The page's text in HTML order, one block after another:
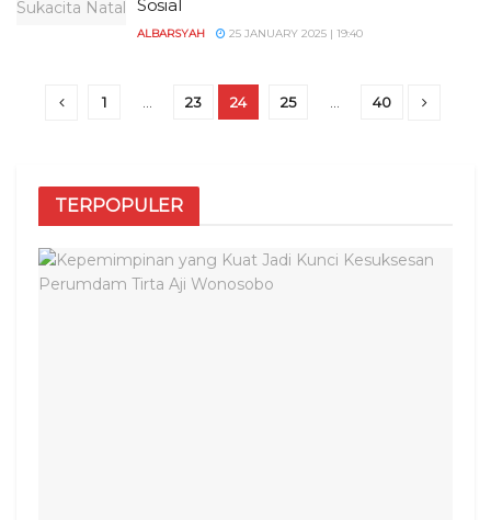
Sosial
ALBARSYAH 25 JANUARY 2025 | 19:40
1 23 24 25 40
TERPOPULER